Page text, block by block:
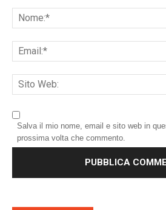
Salva il mio nome, email e sito web in
prossima volta che commento.